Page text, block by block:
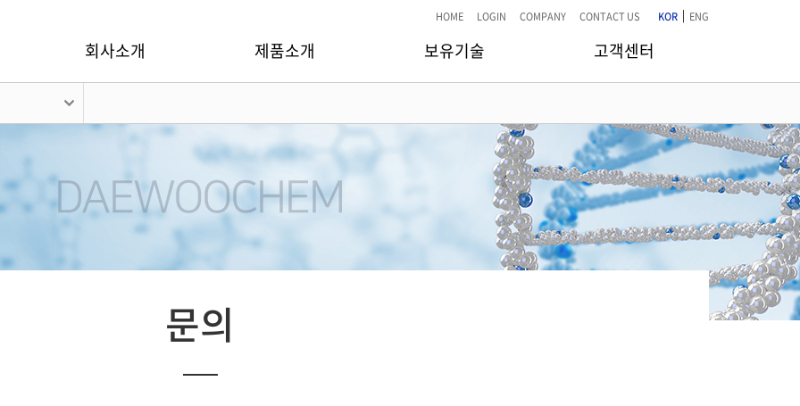
HOME LOGIN COMPANY CONTACT US KOR | ENG
회사소개 제품소개 보유기술 고객센터
문의